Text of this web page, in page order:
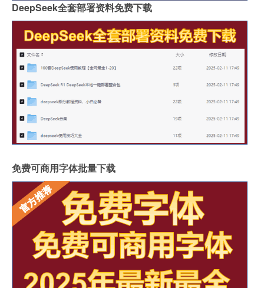
DeepSeek全套部署资料免费下载
免费可商用字体批量下载